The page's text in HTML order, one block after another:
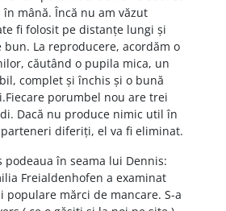
mână. Încă nu am văzut
fi folosit pe distanțe lungi și
La reproducere, acordăm o
căutând o pupila mica, un
complet și închis și o bună
porumbel nou are trei
Dacă nu produce nimic util în
diferiți, el va fi eliminat.
în seama lui Dennis:
Freialdenhofen a examinat
populare mărci de mancare. S-a